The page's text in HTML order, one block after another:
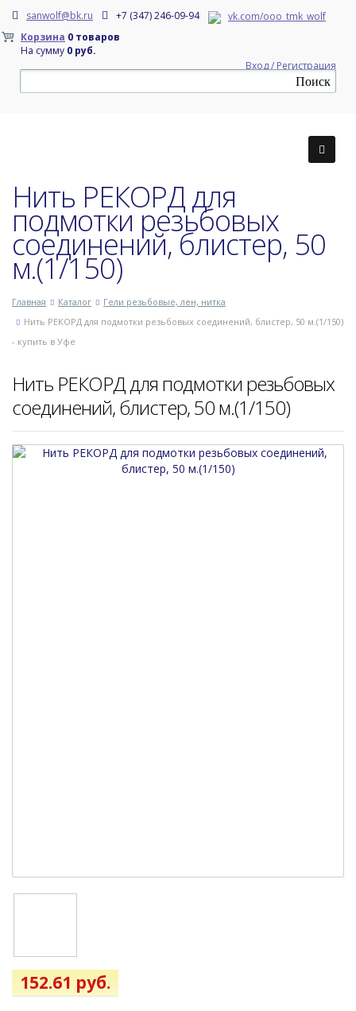
sanwolf@bk.ru +7 (347) 246-09-94
vk.com/ooo_tmk_wolf
Корзина 0 товаров
На сумму 0 руб.
Вход / Регистрация
Нить РЕКОРД для
подмотки резьбовых
соединений, блистер, 50
м.(1/150)
Главная Каталог
Гели резьбовые, лен, нитка
Нить РЕКОРД для подмотки резьбовых соединений, блистер, 50 м.(1/150)
- купить в Уфе
Нить РЕКОРД для подмотки резьбовых
соединений, блистер, 50 м.(1/150)
152.61 руб.